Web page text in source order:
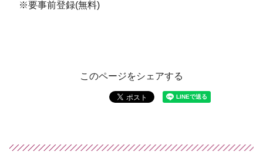
※要事前登録(無料)
このページをシェアする